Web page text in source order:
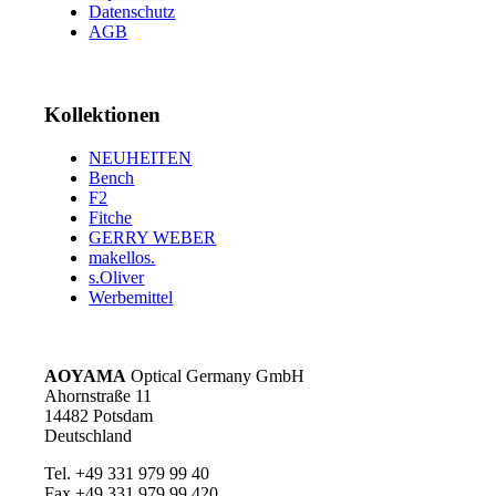
Datenschutz
AGB
Kollektionen
NEUHEITEN
Bench
F2
Fitche
GERRY WEBER
makellos.
s.Oliver
Werbemittel
AOYAMA Optical Germany GmbH
Ahornstraße 11
14482 Potsdam
Deutschland
Tel. +49 331 979 99 40